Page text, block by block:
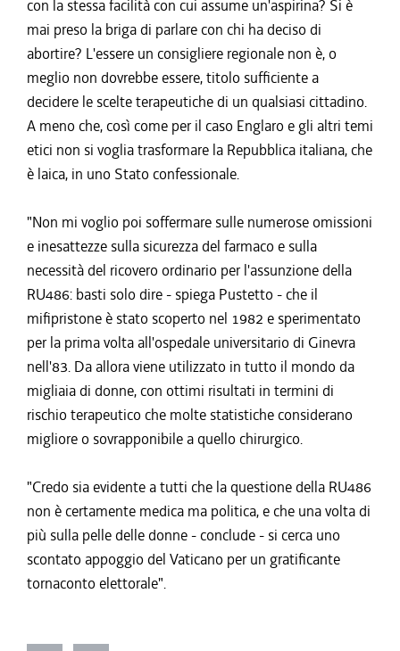
con la stessa facilità con cui assume un'aspirina? Si è
mai preso la briga di parlare con chi ha deciso di
abortire? L'essere un consigliere regionale non è, o
meglio non dovrebbe essere, titolo sufficiente a
decidere le scelte terapeutiche di un qualsiasi cittadino.
A meno che, così come per il caso Englaro e gli altri temi
etici non si voglia trasformare la Repubblica italiana, che
è laica, in uno Stato confessionale.
"Non mi voglio poi soffermare sulle numerose omissioni
e inesattezze sulla sicurezza del farmaco e sulla
necessità del ricovero ordinario per l'assunzione della
RU486: basti solo dire - spiega Pustetto - che il
mifipristone è stato scoperto nel 1982 e sperimentato
per la prima volta all'ospedale universitario di Ginevra
nell'83. Da allora viene utilizzato in tutto il mondo da
migliaia di donne, con ottimi risultati in termini di
rischio terapeutico che molte statistiche considerano
migliore o sovrapponibile a quello chirurgico.
"Credo sia evidente a tutti che la questione della RU486
non è certamente medica ma politica, e che una volta di
più sulla pelle delle donne - conclude - si cerca uno
scontato appoggio del Vaticano per un gratificante
tornaconto elettorale".